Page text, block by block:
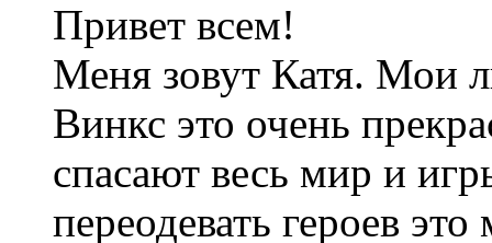
Привет всем!
Меня зовут Катя. Мои
Винкс это очень
спасают весь мир и
переодевать героев